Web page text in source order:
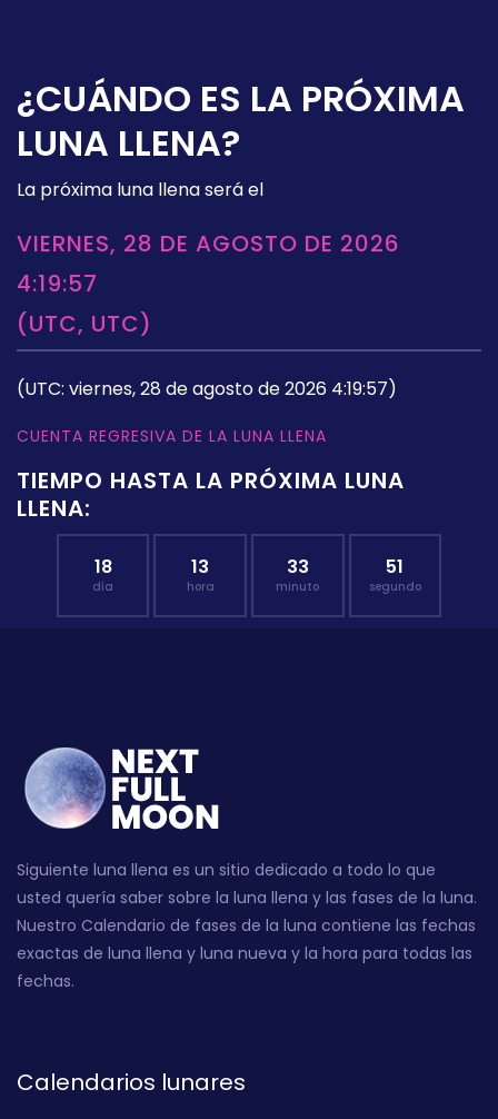
¿CUÁNDO ES LA PRÓXIMA
LUNA LLENA?
La próxima luna llena será el
VIERNES, 28 DE AGOSTO DE 2026
4:19:57
(UTC, UTC)
(UTC: viernes, 28 de agosto de 2026 4:19:57)
CUENTA REGRESIVA DE LA LUNA LLENA
TIEMPO HASTA LA PRÓXIMA LUNA
LLENA:
18
día
13
hora
33
minuto
50
segundo
Siguiente luna llena es un sitio dedicado a todo lo que
usted quería saber sobre la luna llena y las fases de la luna.
Nuestro Calendario de fases de la luna contiene las fechas
exactas de luna llena y luna nueva y la hora para todas las
fechas.
Calendarios lunares